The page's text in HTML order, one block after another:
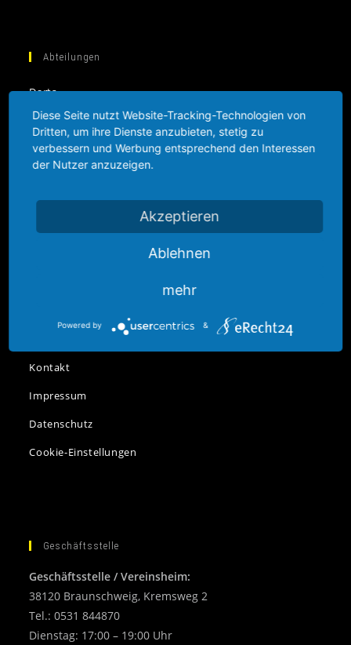
Abteilungen
Darts
Tischtennis
Volleyball
Rollsport
Fussball
Kontakt
Impressum
Datenschutz
Cookie-Einstellungen
Geschäftsstelle
Geschäftsstelle / Vereinsheim:
38120 Braunschweig, Kremsweg 2
Tel.: 0531 844870
Dienstag: 17:00 – 19:00 Uhr
Diese Seite nutzt Website-Tracking-Technologien von
Dritten, um ihre Dienste anzubieten, stetig zu
verbessern und Werbung entsprechend den Interessen
der Nutzer anzuzeigen.
Akzeptieren
Ablehnen
mehr
Powered by &